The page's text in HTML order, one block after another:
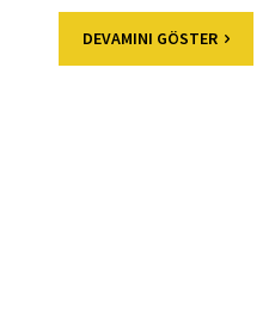
DEVAMINI GÖSTER